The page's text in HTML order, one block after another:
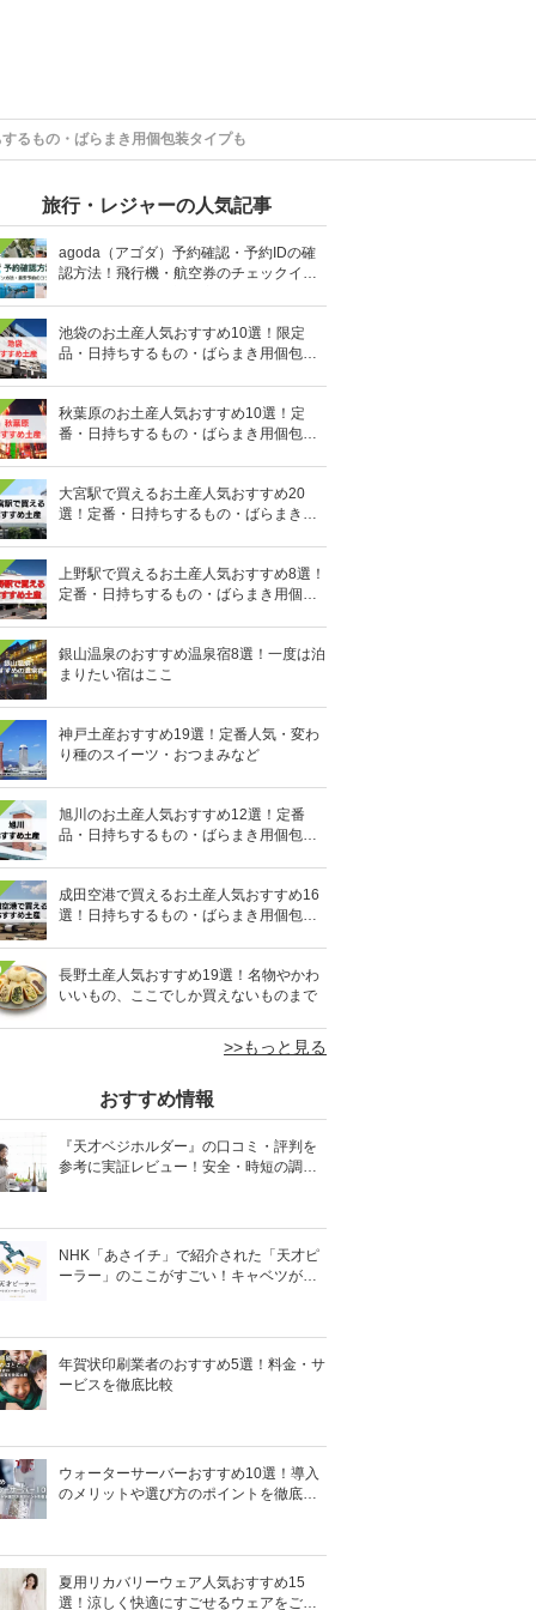
るもの・ばらまき用個包装タイプも
旅行・レジャーの人気記事
agoda（アゴダ）予約確認・予約IDの確
認方法！飛行機・航空券のチェックイン
池袋のお土産人気おすすめ10選！限定
品・日持ちするもの・ばらまき用個包装
秋葉原のお土産人気おすすめ10選！定
番・日持ちするもの・ばらまき用個包装
大宮駅で買えるお土産人気おすすめ20
選！定番・日持ちするもの・ばらまき用
上野駅で買えるお土産人気おすすめ8選！
定番・日持ちするもの・ばらまき用個包
銀山温泉のおすすめ温泉宿8選！一度は泊
まりたい宿はここ
神戸土産おすすめ19選！定番人気・変わ
り種のスイーツ・おつまみなど
旭川のお土産人気おすすめ12選！定番
品・日持ちするもの・ばらまき用個包装
成田空港で買えるお土産人気おすすめ16
選！日持ちするもの・ばらまき用個包装
長野土産人気おすすめ19選！名物やかわ
いいもの、ここでしか買えないものまで
>>もっと見る
おすすめ情報
『天才ベジホルダー』の口コミ・評判を
参考に実証レビュー！安全・時短の調理
NHK「あさイチ」で紹介された「天才ピ
ーラー」のここがすごい！キャベツがほ
年賀状印刷業者のおすすめ5選！料金・サ
ービスを徹底比較
ウォーターサーバーおすすめ10選！導入
のメリットや選び方のポイントを徹底解
夏用リカバリーウェア人気おすすめ15
選！涼しく快適にすごせるウェアをご紹